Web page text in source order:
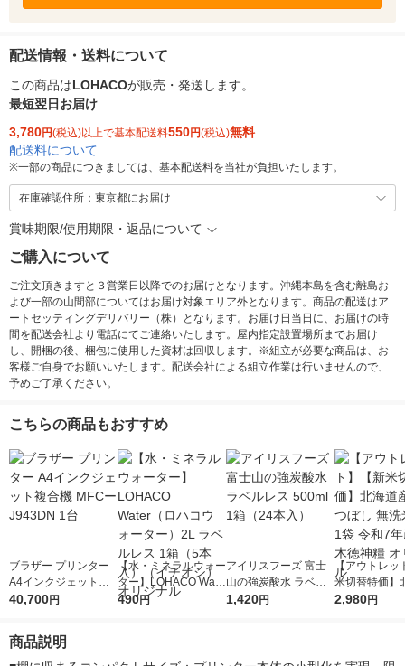
配送情報・送料について
この商品はLOHACOが販売・発送します。
最短翌日お届け
3,780円(税込)以上で基本配送料550円(税込)無料
配送料について
※一部の商品につきましては、基本配送料を当社が負担いたします。
在庫確認住所：東京都にお届け
賞味期限/使用期限・返品について
ご購入について
ご注文頂きますと３営業日以降でのお届けとなります。沖縄本島を含む離島お
よび一部の山間部についてはお届け対象エリア外となります。商品の配送はア
ートセッティングデリバリー（株）となります。お届け日当日に、お届けの時
間を配送会社より電話にてご連絡いたします。屋内指定設置場所までお届け
し、開梱の後、梱包に使用した資材は回収します。※組立が必要な商品は、お
客様ご自身でお願いいたします。配送会社による組立作業は行いませんので、
予めご了承ください。
こちらの商品もおすすめ
ブラザー プリンター
A4インクジェット複
合機 MFCーJ943DN 1
40,700円
【水・ミネラルウォー
ター】LOHACO Wate
r（ロハコウォータ
490円
アイリスフーズ 富士
山の強炭酸水 ラベル
レス 500ml 1箱（24
1,420円
【アウトレッ
米切替特価】
ななつぼし 無
2,980円
商品説明